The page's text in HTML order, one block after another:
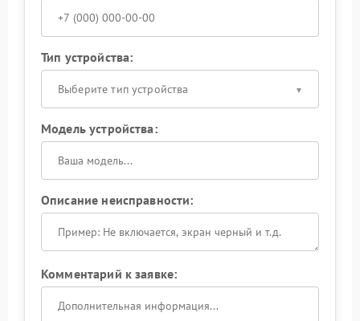
Тип устройства:
Выберите тип устройства
Модель устройства:
Описание неисправности:
Комментарий к заявке: